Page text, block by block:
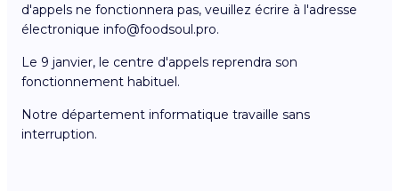
d'appels ne fonctionnera pas, veuillez écrire à l'adresse
électronique info@foodsoul.pro.
Le 9 janvier, le centre d'appels reprendra son
fonctionnement habituel.
Notre département informatique travaille sans
interruption.